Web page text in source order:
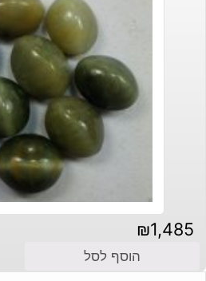
₪1,485
הוסף לסל